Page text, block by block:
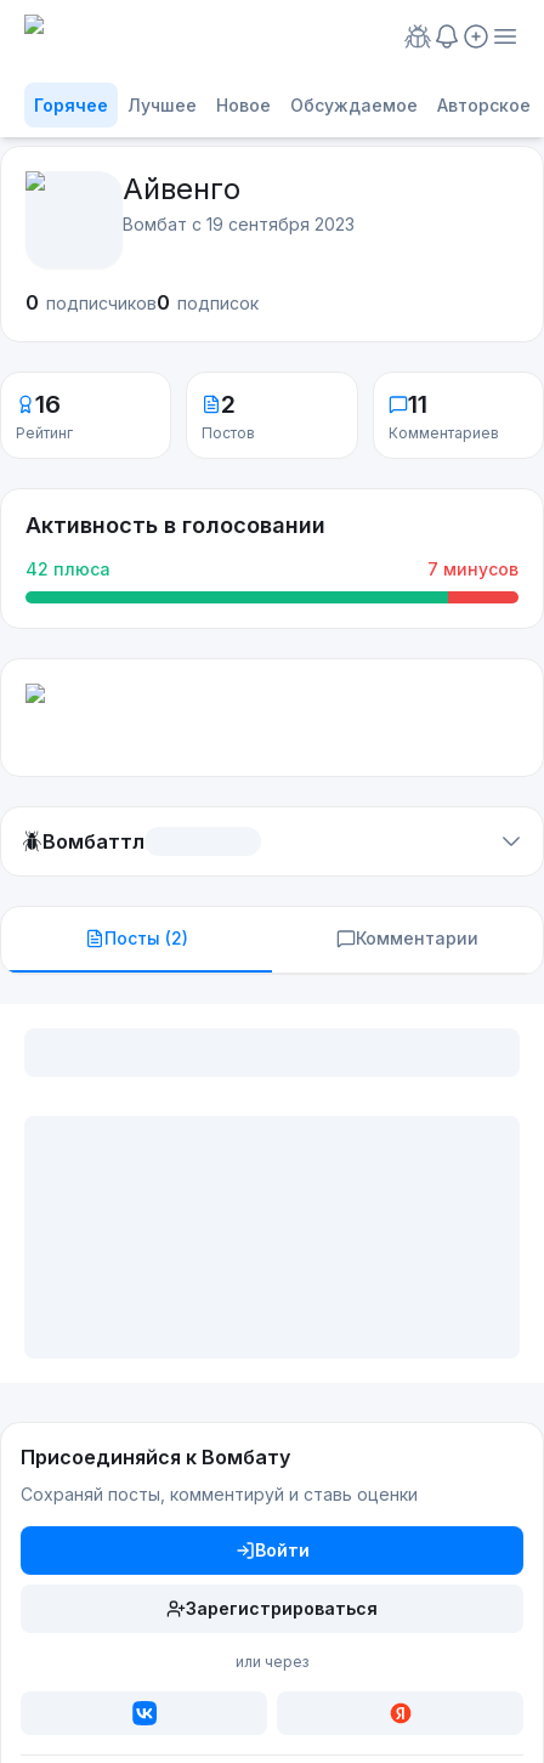
Горячее Лучшее Новое Обсуждаемое Авторское
Айвенго
Вомбат с 19 сентября 2023
0 подписчиков0 подписок
16
Рейтинг
2
Постов
11
Комментариев
Активность в голосовании
42 плюса 7 минусов
🪲Вомбаттл
Посты (2) Комментарии
Присоединяйся к Вомбату
Сохраняй посты, комментируй и ставь оценки
Войти
Зарегистрироваться
или через